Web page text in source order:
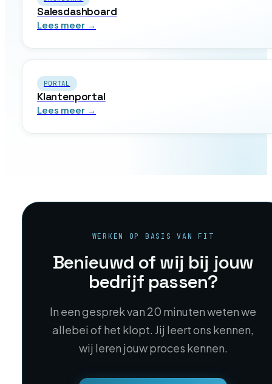
Salesdashboard
Lees meer →
PORTAL
Klantenportal
Lees meer →
WERKEN OP BASIS VAN FIT
Benieuwd of wij bij jouw
bedrijf passen?
In een gesprek van 20 minuten weten we
allebei of het klopt. Jij leert ons kennen,
wij leren jouw proces kennen.